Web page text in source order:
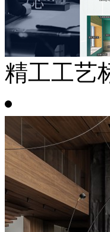
精工工艺